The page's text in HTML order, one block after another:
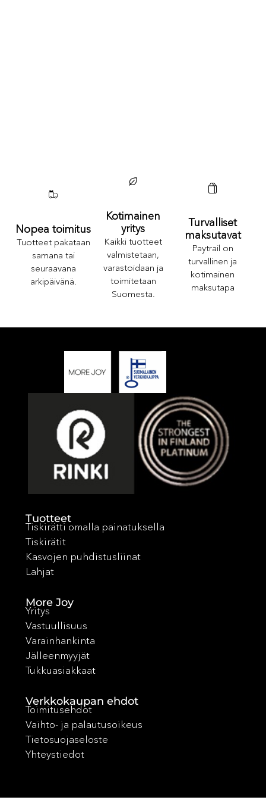
Nopea toimitus
Tuotteet pakataan
samana tai
seuraavana
arkipäivänä.
Kotimainen
yritys
Kaikki tuotteet
valmistetaan,
varastoidaan ja
toimitetaan
Suomesta.
Turvalliset
maksutavat
Paytrail on
turvallinen ja
kotimainen
maksutapa
Tuotteet
Tiskirätti omalla painatuksella
Tiskirätit
Kasvojen puhdistusliinat
Lahjat
More Joy
Yritys
Vastuullisuus
Varainhankinta
Jälleenmyyjät
Tukkuasiakkaat
Verkkokaupan ehdot
Toimitusehdot
Vaihto- ja palautusoikeus
Tietosuojaseloste
Yhteystiedot